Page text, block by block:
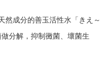
然成分的善玉活性水「きえ～
分解，抑制黴菌、壞菌生